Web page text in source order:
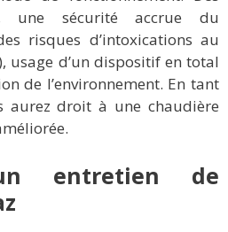
une sécurité accrue du
risques d’intoxications au
usage d’un dispositif en total
de l’environnement. En tant
aurez droit à une chaudière
entretien de